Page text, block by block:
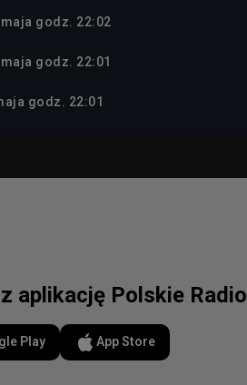
godz. 22:02
godz. 22:01
godz. 22:01
aplikację Polskie Radio
Play App Store